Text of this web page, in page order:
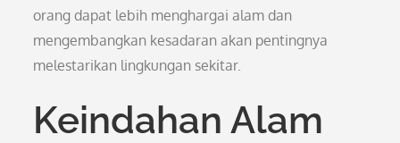
orang dapat lebih menghargai alam dan
mengembangkan kesadaran akan pentingnya
melestarikan lingkungan sekitar.
Keindahan Alam